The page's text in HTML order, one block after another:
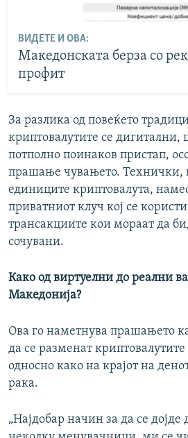
ВИДЕТЕ И ОВА:
Македонската берза со
профит
За разлика од повеќето
криптовалутите се дигитални,
потполно поинаков пристап,
прашање чувањето. Технички,
единиците криптовалута,
приватниот клуч кој се
трансакциите кои мораат да
сочувани.
Како од виртуелни до реални
Македонија?
Ова го наметнува прашањето
да се разменат
односно како на крајот на
рака.
„Најдобар начин за да се